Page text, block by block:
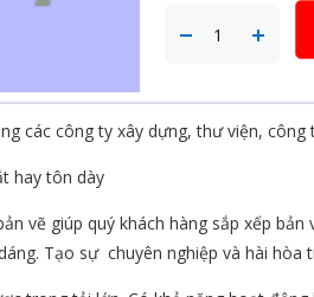
các công ty xây dựng, thư viện, công
hay tôn dày
vẽ giúp quý khách hàng sắp xếp
Tạo sự chuyên nghiệp và hài hòa